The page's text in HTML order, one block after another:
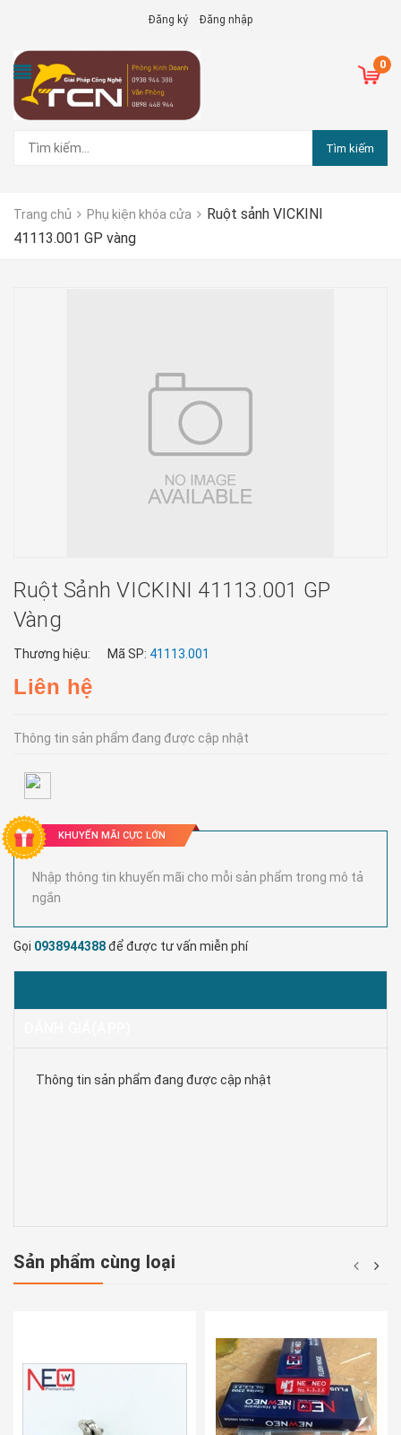
Đăng ký Đăng nhập
0
Tìm kiếm
Trang chủ Phụ kiện khóa cửa
Ruột sảnh VICKINI
41113.001 GP vàng
Ruột Sảnh VICKINI 41113.001 GP
Vàng
Thương hiệu: Mã SP: 41113.001
Liên hệ
Thông tin sản phẩm đang được cập nhật
KHUYẾN MÃI CỰC LỚN
Nhập thông tin khuyến mãi cho mỗi sản phẩm trong mô tả
ngắn
Gọi 0938944388để được tư vấn miễn phí
Thông tin sản phẩm đang được cập nhật
Sản phẩm cùng loại